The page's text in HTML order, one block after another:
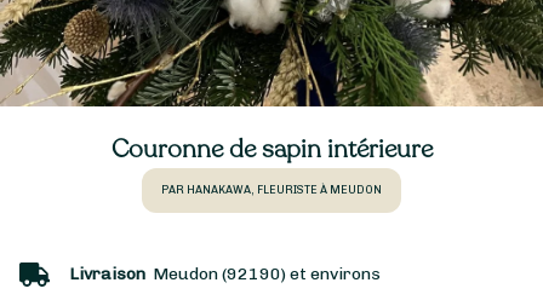
Couronne de sapin intérieure
PAR HANAKAWA, FLEURISTE À MEUDON
Livraison Meudon (92190) et environs